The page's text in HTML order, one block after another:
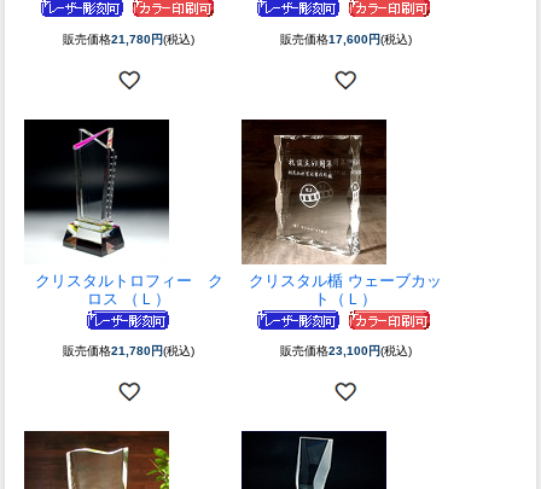
販売価格21,780円(税込) 販売価格17,600円(税込)
クリスタルトロフィー ク
ロス （Ｌ）
販売価格21,780円(税込)
クリスタル楯 ウェーブカッ
ト（Ｌ）
販売価格23,100円(税込)